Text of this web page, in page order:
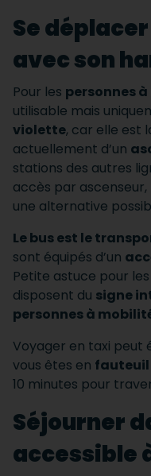
Se
avec son
Pour les personnes
utilisable mais
violette, car elle est
actuellement d’un
stations des autres
accès par
une alternative
Le bus est le
sont équipés d’un
Petite astuce pour
disposent du signe
personnes à
Voyager en taxi peut
vous êtes en
10 minutes pour
Séjourner
accessible